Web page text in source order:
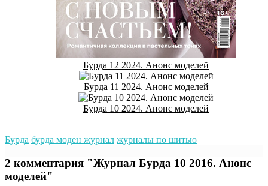
Бурда 12 2024. Анонс моделей
Бурда 11 2024. Анонс моделей
Бурда 10 2024. Анонс моделей
Бурда бурда моден журнал журналы по шитью
2 комментария "Журнал Бурда 10 2016. Анонс
моделей"